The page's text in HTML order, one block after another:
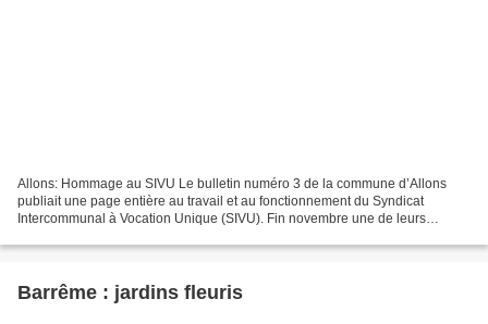
Allons: Hommage au SIVU Le bulletin numéro 3 de la commune d’Allons
publiait une page entière au travail et au fonctionnement du Syndicat
Intercommunal à Vocation Unique (SIVU). Fin novembre une de leurs
Barrême : jardins fleuris